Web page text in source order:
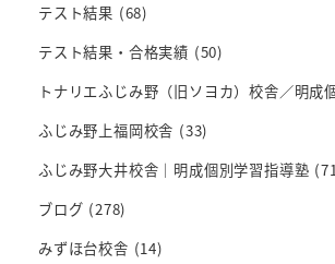
テスト結果 (68)
テスト結果・合格実績 (50)
トナリエふじみ野（旧ソヨカ）校舎／明成
ふじみ野上福岡校舎 (33)
ふじみ野大井校舎｜明成個別学習指導塾
ブログ (278)
みずほ台校舎 (14)